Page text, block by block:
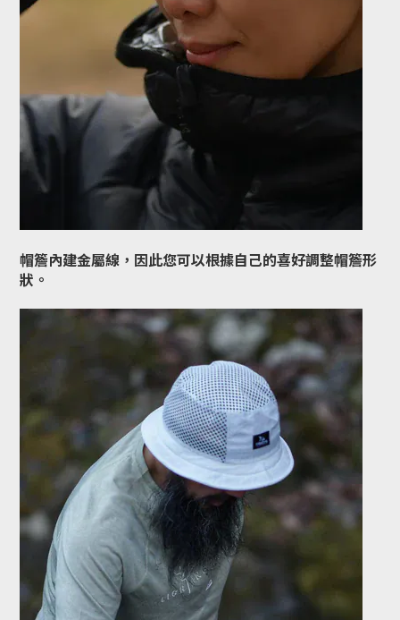
帽簷內建金屬線，因此您可以根據自己的喜好調整帽簷形
狀。